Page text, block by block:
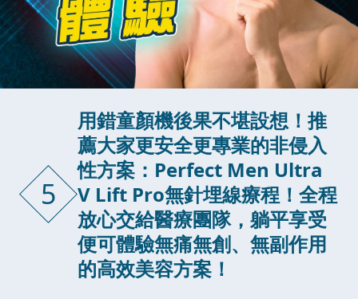
5
用錯童顏機後果不堪設想！推
薦大家更安全更專業的非侵入
性方案：Perfect Men Ultra
V Lift Pro無針埋線療程！全程
放心交給醫療團隊，躺平享受
便可體驗無痛無創、無副作用
的高效美容方案！